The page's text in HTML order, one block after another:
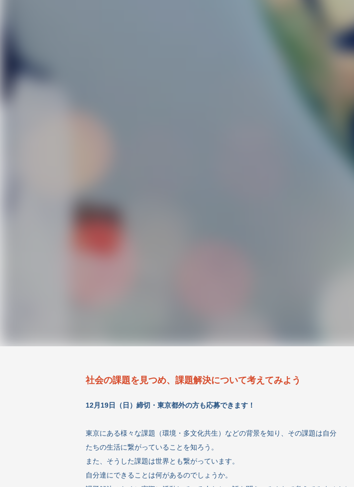
社会の課題を見つめ、課題解決について考えてみよう
12月19日（日）締切・東京都外の方も応募できます！
東京にある様々な課題（環境・多文化共生）などの背景を知り、その課題は自分
たちの生活に繋がっていることを知ろう。
また、そうした課題は世界とも繋がっています。
自分達にできることは何があるのでしょうか。